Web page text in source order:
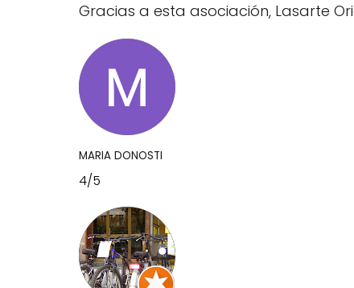
Gracias a esta asociación, Lasarte
MARIA DONOSTI
4/5